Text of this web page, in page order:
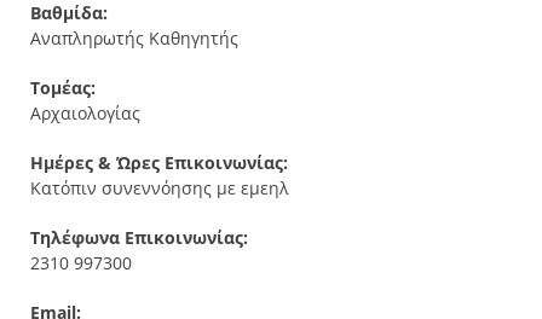
Βαθμίδα:
Αναπληρωτής Καθηγητής
Τομέας:
Αρχαιολογίας
Ημέρες & Ώρες Επικοινωνίας:
Κατόπιν συνεννόησης με εμεηλ
Τηλέφωνα Επικοινωνίας:
2310 997300
Email: